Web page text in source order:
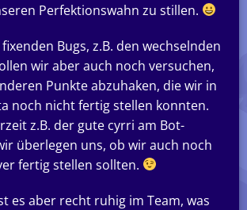
Perfektionswahn zu stillen.
Bugs, z.B. den wechselnden
wir aber auch noch versuchen,
Punkte abzuhaken, die wir in
noch nicht fertig stellen konnten.
z.B. der gute cyrri am Bot-
überlegen uns, ob wir auch noch
fertig stellen sollten.
es aber recht ruhig im Team, was